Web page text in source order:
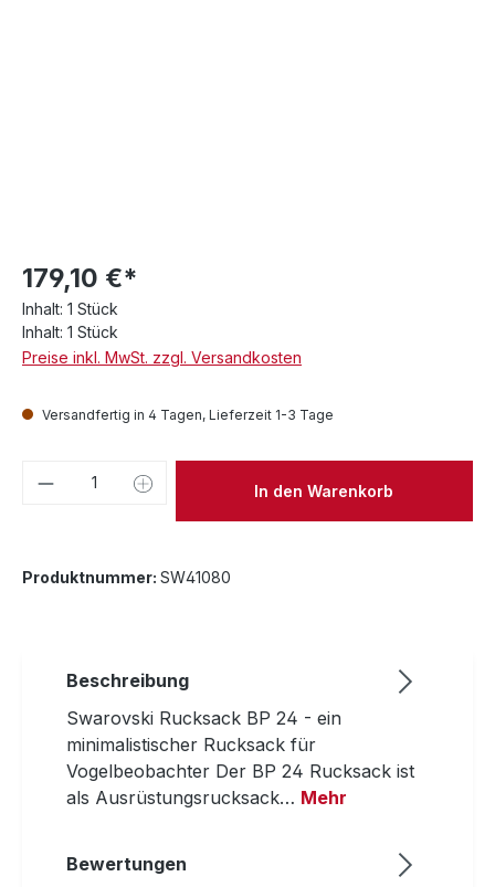
179,10 €*
Inhalt: 1 Stück
Inhalt: 1 Stück
Preise inkl. MwSt. zzgl. Versandkosten
Versandfertig in 4 Tagen, Lieferzeit 1-3 Tage
Produkt Anzahl: Gib denIn den Warenkorb
Produktnummer: SW41080
Beschreibung
Swarovski Rucksack BP 24 - ein
minimalistischer Rucksack für
Vogelbeobachter Der BP 24 Rucksack ist
als Ausrüstungsrucksack… Mehr
Bewertungen